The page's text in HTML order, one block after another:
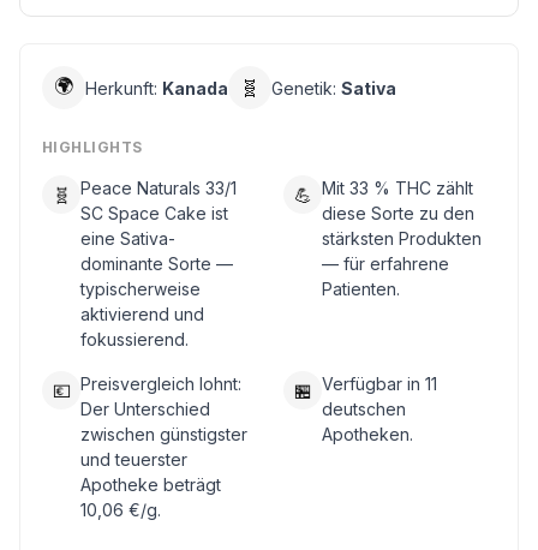
🌍 Herkunft: Kanada 🧬 Genetik: Sativa
HIGHLIGHTS
🧬
Peace Naturals 33/1
SC Space Cake ist
eine Sativa-
dominante Sorte —
typischerweise
aktivierend und
fokussierend.
💪 Mit 33 % THC zählt
diese Sorte zu den
stärksten Produkten
— für erfahrene
Patienten.
💶 Preisvergleich lohnt:
Der Unterschied
zwischen günstigster
und teuerster
Apotheke beträgt
10,06 €/g.
🏪 Verfügbar in 11
deutschen
Apotheken.